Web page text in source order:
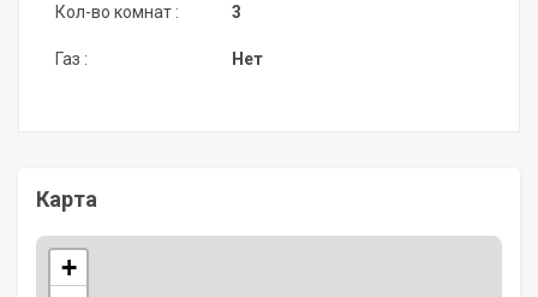
Кол-во комнат :
Газ :
3
Нет
Карта
+